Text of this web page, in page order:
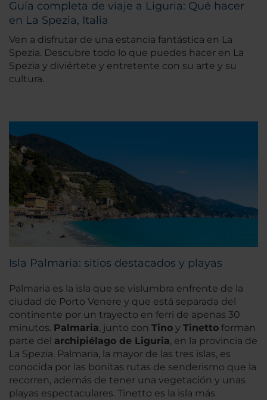
Guía completa de viaje a Liguria: Qué hacer
en La Spezia, Italia
Ven a disfrutar de una estancia fantástica en La
Spezia. Descubre todo lo que puedes hacer en La
Spezia y diviértete y entretente con su arte y su
cultura.
Isla Palmaria: sitios destacados y playas
Palmaria es la isla que se vislumbra enfrente de la
ciudad de Porto Venere y que está separada del
continente por un trayecto en ferri de apenas 30
minutos. Palmaria, junto con Tino y Tinetto forman
parte del archipiélago de Liguria, en la provincia de
La Spezia. Palmaria, la mayor de las tres islas, es
conocida por las bonitas rutas de senderismo que la
recorren, además de tener una vegetación y unas
playas espectaculares. Tinetto es la isla más